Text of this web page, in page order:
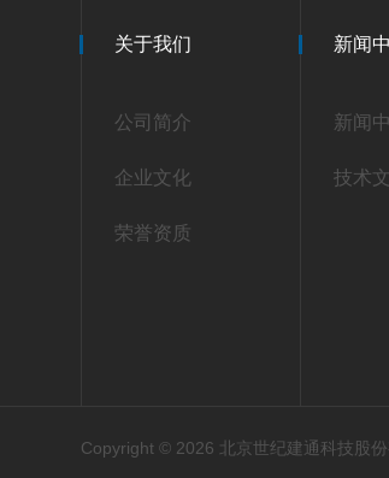
关于我们
公司简介
企业文化
荣誉资质
新闻
新闻
技术
Copyright © 2026 北京世纪建通科技股